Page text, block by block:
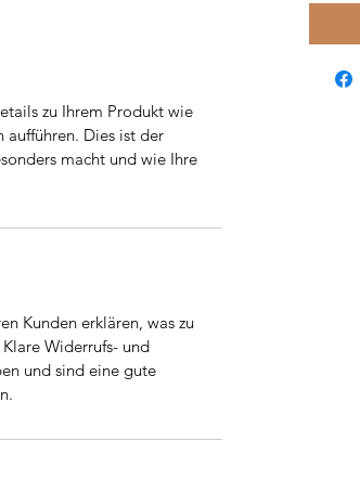
zu Ihrem Produkt wie
Dies ist der
macht und wie Ihre
Kunden erklären, was zu
Widerrufs- und
und sind eine gute